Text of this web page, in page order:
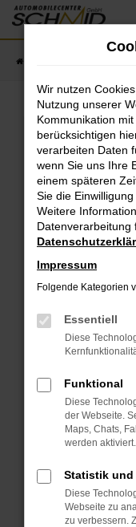
Zum
Hauptinhalt
Fehler:
Beim Laden ist
Hier sind ein
Überprüfe
Laden andere
Suchmaschine?
Prüfe deine
das Laden
Funktioniert
oder in einem
Das kann
Probleme zu
Stelle sicher,
dass
unterstützt
Wir nutzen
Nutzung unserer
Kommunikation
berücksichtigen
verarbeiten Daten
wenn Sie uns Ihre
einem späteren
Sie die
Weitere
Datenverarbeitung
Impressum
Folgende Kategorien
Essentiell
Diese
Funktional
Diese
der Webseite.
Maps, Chats,
werden aktiviert.
Statistik und
Diese
Webseite zu
zu verbessern.